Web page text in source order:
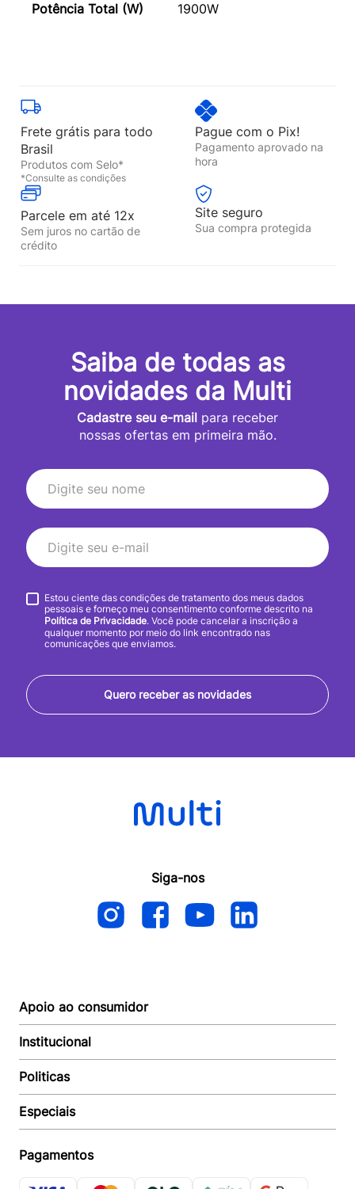
Potência Total (W) 1900W
Frete grátis para todo
Brasil
Produtos com Selo*
*Consulte as condições
Pague com o Pix!
Pagamento aprovado na
hora
Parcele em até 12x
Sem juros no cartão de
crédito
Site seguro
Sua compra protegida
Saiba de todas as
novidades da Multi
Cadastre seu e-mail para receber
nossas ofertas em primeira mão.
Quero receber as novidades
Estou ciente das condições de tratamento dos meus dados
pessoais e forneço meu consentimento conforme descrito na
Política de Privacidade. Você pode cancelar a inscrição a
qualquer momento por meio do link encontrado nas
comunicações que enviamos.
Siga-nos
Apoio ao consumidor
Autoatendimento
Suporte e reparo
Acompanhar Entrega
Baixe o APP
Institucional
Quem somos
Revendedor
Seja um Revendedor
Trabalhe conosco
Politicas
Política de Entrega
Política de Pagamento
Política de Privacidade
Especiais
Multicoin
Pagamentos